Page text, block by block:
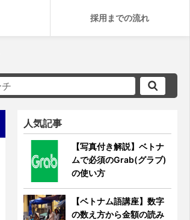
採用までの流れ
人気記事
【写真付き解説】ベトナ
ムで必須のGrab(グラブ)
の使い方
【ベトナム語講座】数字
の数え方から金額の読み